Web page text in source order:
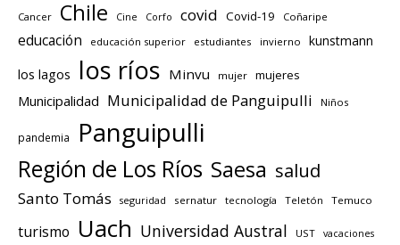
Cancer Chile Cine Corfo covid Covid-19 Coñaripe
educación educación superior estudiantes invierno kunstmann
los lagos los ríos Minvu mujer mujeres
Municipalidad Municipalidad de Panguipulli Niños
pandemia Panguipulli
Región de Los Ríos Saesa salud
Santo Tomás seguridad sernatur tecnología Teletón Temuco
turismo Uach Universidad Austral UST vacaciones